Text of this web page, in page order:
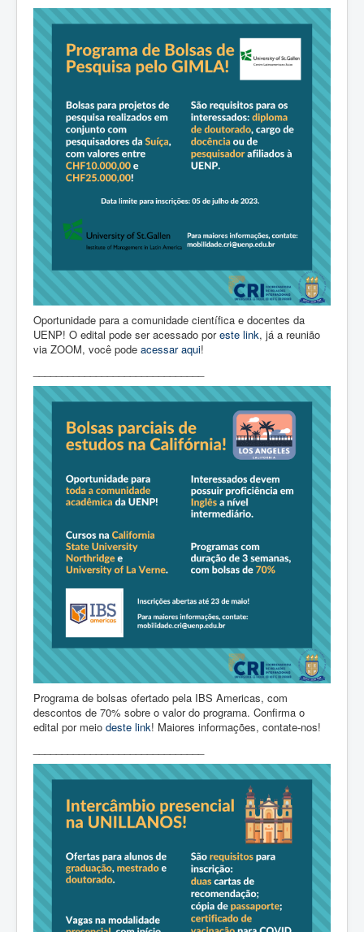
Oportunidade para a comunidade científica e docentes da
UENP! O edital pode ser acessado poreste link, já a reunião
via ZOOM, você pode acessar aqui!
Programa de bolsas ofertado pela IBS Americas, com
descontos de 70% sobre o valor do programa. Confirma o
edital por meio deste link! Maiores informações, contate-nos!